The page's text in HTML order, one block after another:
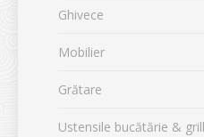
Ghivece
Mobilier
Grătare
Ustensile bucătărie & grill